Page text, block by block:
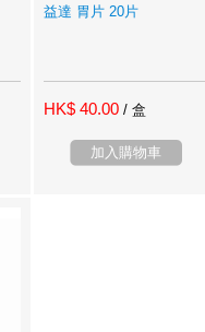
益達 胃片 20片
HK$ 40.00 / 盒
加入購物車